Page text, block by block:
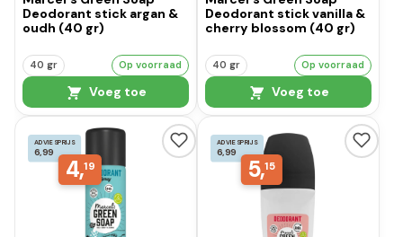
Deodorant stick argan &
oudh (40 gr)
40 gr Op voorraad
Voeg toe
Deodorant stick vanilla &
cherry blossom (40 gr)
40 gr Op voorraad
Voeg toe
ADVIESPRIJS
6,99
4,19
ADVIESPRIJS
6,99
5,15